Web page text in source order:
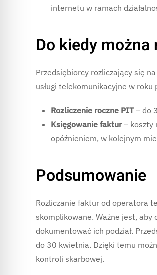
internetu w ramach
Do kiedy
Przedsiębiorcy rozliczający się
usługi telekomunikacyjne w
Rozliczenie roczne PIT– do
Księgowanie faktur– koszty
opóźnieniem, w kolejnym
Podsumowanie
Rozliczanie faktur od operatora
skomplikowane. Ważne jest, aby
dokumentować ich podział.
do 30 kwietnia. Dzięki temu
kontroli skarbowej.